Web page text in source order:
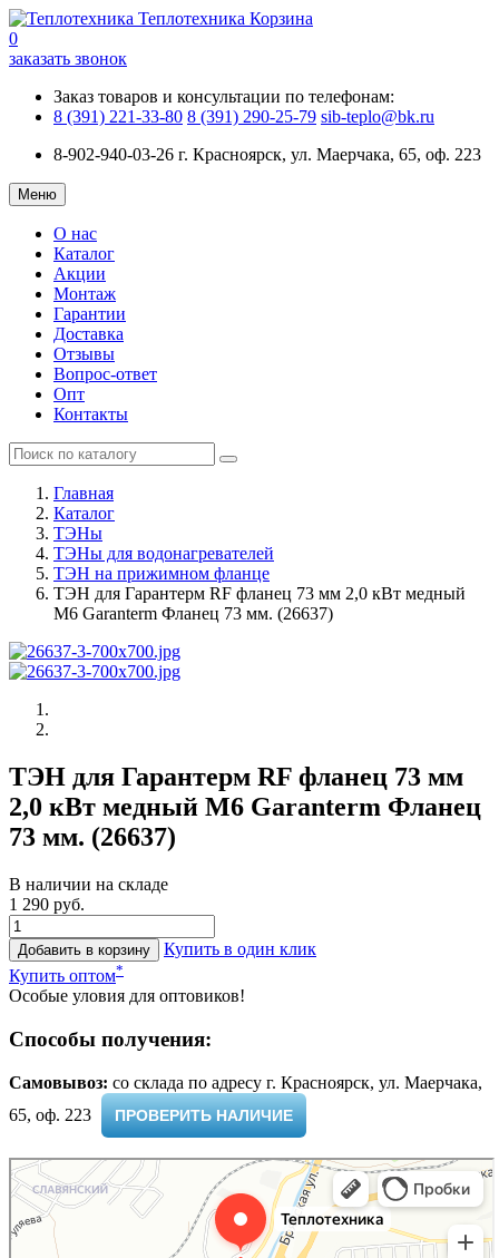
Теплотехника Корзина
0
заказать звонок
Заказ товаров и консультации по телефонам:
8 (391) 221-33-80 8 (391) 290-25-79 sib-teplo@bk.ru
8-902-940-03-26 г. Красноярск, ул. Маерчака, 65, оф. 223
Меню
О нас
Каталог
Акции
Монтаж
Гарантии
Доставка
Отзывы
Вопрос-ответ
Опт
Контакты
Главная
Каталог
ТЭНы
ТЭНы для водонагревателей
ТЭН на прижимном фланце
ТЭН для Гарантерм RF фланец 73 мм 2,0 кВт медный
M6 Garanterm Фланец 73 мм. (26637)
ТЭН для Гарантерм RF фланец 73 мм
2,0 кВт медный M6 Garanterm Фланец
73 мм. (26637)
В наличии на складе
1 290 руб.
Добавить в корзину
Купить в один клик
Купить оптом*
Особые уловия для оптовиков!
Способы получения:
Самовывоз: cо склада по адресу г. Красноярск, ул. Маерчака,
65, оф. 223 ​
ПРОВЕРИТЬ НАЛИЧИЕ